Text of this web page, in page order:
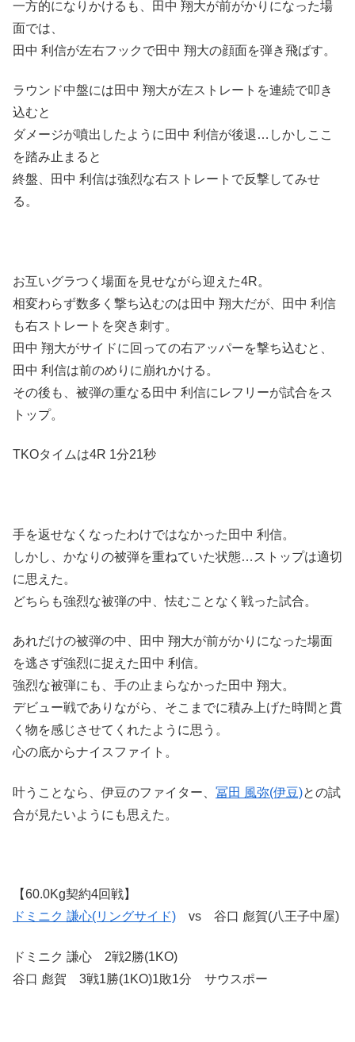
一方的になりかけるも、田中 翔大が前がかりになった場
面では、
田中 利信が左右フックで田中 翔大の顔面を弾き飛ばす。
ラウンド中盤には田中 翔大が左ストレートを連続で叩き
込むと
ダメージが噴出したように田中 利信が後退…しかしここ
を踏み止まると
終盤、田中 利信は強烈な右ストレートで反撃してみせ
る。
お互いグラつく場面を見せながら迎えた4R。
相変わらず数多く撃ち込むのは田中 翔大だが、田中 利信
も右ストレートを突き刺す。
田中 翔大がサイドに回っての右アッパーを撃ち込むと、
田中 利信は前のめりに崩れかける。
その後も、被弾の重なる田中 利信にレフリーが試合をス
トップ。
TKOタイムは4R 1分21秒
手を返せなくなったわけではなかった田中 利信。
しかし、かなりの被弾を重ねていた状態…ストップは適切
に思えた。
どちらも強烈な被弾の中、怯むことなく戦った試合。
あれだけの被弾の中、田中 翔大が前がかりになった場面
を逃さず強烈に捉えた田中 利信。
強烈な被弾にも、手の止まらなかった田中 翔大。
デビュー戦でありながら、そこまでに積み上げた時間と貫
く物を感じさせてくれたように思う。
心の底からナイスファイト。
叶うことなら、伊豆のファイター、 冨田 風弥(伊豆)との試
合が見たいようにも思えた。
【60.0Kg契約4回戦】
ドミニク 謙心(リングサイド) vs 谷口 彪賀(八王子中屋)
ドミニク 謙心 2戦2勝(1KO)
谷口 彪賀 3戦1勝(1KO)1敗1分 サウスポー